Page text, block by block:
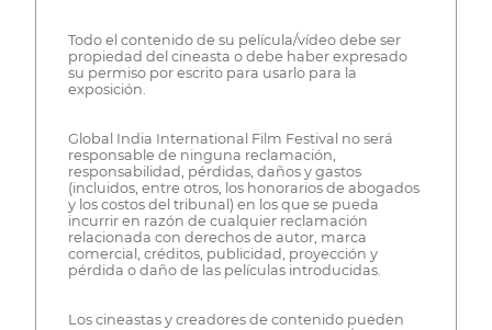
Todo el contenido de su película/vídeo debe ser
propiedad del cineasta o debe haber expresado
su permiso por escrito para usarlo para la
exposición.
Global India International Film Festival no será
responsable de ninguna reclamación,
responsabilidad, pérdidas, daños y gastos
(incluidos, entre otros, los honorarios de abogados
y los costos del tribunal) en los que se pueda
incurrir en razón de cualquier reclamación
relacionada con derechos de autor, marca
comercial, créditos, publicidad, proyección y
pérdida o daño de las películas introducidas.
Los cineastas y creadores de contenido pueden